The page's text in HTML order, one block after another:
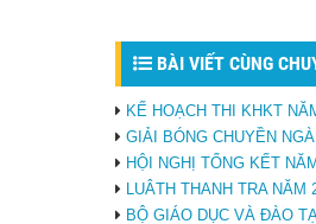
BÀI VIẾT CÙNG
KẾ HOẠCH THI KHKT
GIẢI BÓNG CHUYỀN
HỘI NGHỊ TỔNG KẾT
LUÂTH THANH TRA NĂM
BỘ GIÁO DỤC VÀ ĐÀO